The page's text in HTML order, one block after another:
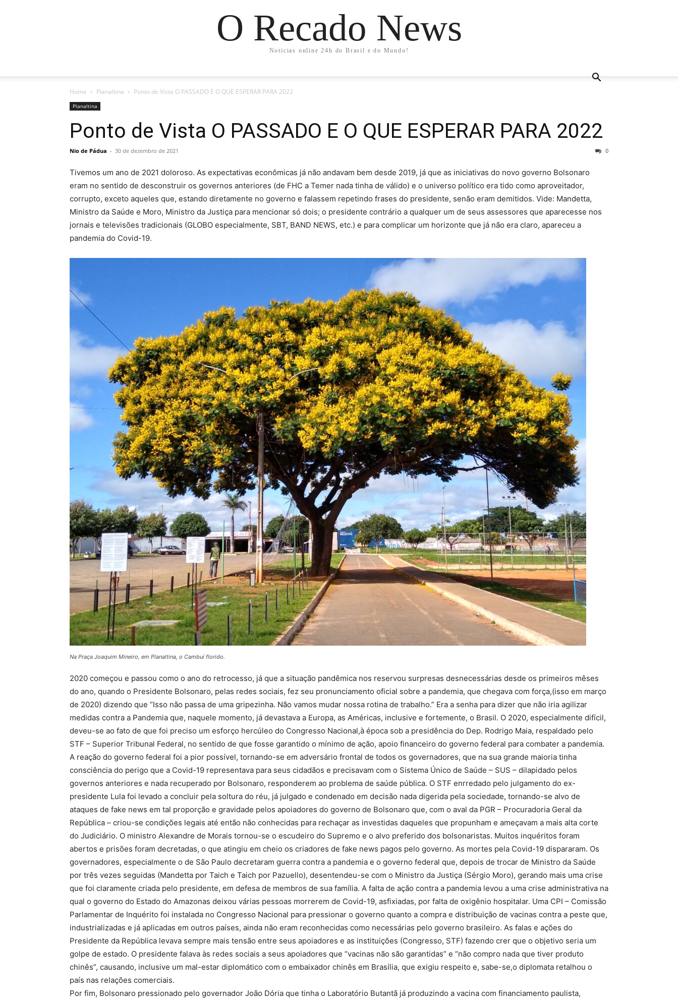
O Recado News
Noticias online 24h do Brasil e do Mundo!
Home Planaltina Ponto de Vista O PASSADO E O QUE ESPERAR PARA 2022
Planaltina
Ponto de Vista O PASSADO E O QUE ESPERAR PARA 2022
Nio de Pádua - 30 de dezembro de 2021 0
Tivemos um ano de 2021 doloroso. As expectativas econômicas já não andavam bem desde 2019, já que as iniciativas do novo governo Bolsonaro
eram no sentido de desconstruir os governos anteriores (de FHC a Temer nada tinha de válido) e o universo político era tido como aproveitador,
corrupto, exceto aqueles que, estando diretamente no governo e falassem repetindo frases do presidente, senão eram demitidos. Vide: Mandetta,
Ministro da Saúde e Moro, Ministro da Justiça para mencionar só dois; o presidente contrário a qualquer um de seus assessores que aparecesse nos
jornais e televisões tradicionais (GLOBO especialmente, SBT, BAND NEWS, etc.) e para complicar um horizonte que já não era claro, apareceu a
pandemia do Covid-19.
Na Praça Joaquim Mineiro, em Planaltina, o Cambuí florido.
2020 começou e passou como o ano do retrocesso, já que a situação pandêmica nos reservou surpresas desnecessárias desde os primeiros mêses
do ano, quando o Presidente Bolsonaro, pelas redes sociais, fez seu pronunciamento oficial sobre a pandemia, que chegava com força,(isso em março
de 2020) dizendo que “Isso não passa de uma gripezinha. Não vamos mudar nossa rotina de trabalho.” Era a senha para dizer que não iria agilizar
medidas contra a Pandemia que, naquele momento, já devastava a Europa, as Américas, inclusive e fortemente, o Brasil. O 2020, especialmente difícil,
deveu-se ao fato de que foi preciso um esforço hercúleo do Congresso Nacional,à época sob a presidência do Dep. Rodrigo Maia, respaldado pelo
STF – Superior Tribunal Federal, no sentido de que fosse garantido o mínimo de ação, apoio financeiro do governo federal para combater a pandemia.
A reação do governo federal foi a pior possível, tornando-se em adversário frontal de todos os governadores, que na sua grande maioria tinha
consciência do perigo que a Covid-19 representava para seus cidadãos e precisavam com o Sistema Único de Saúde – SUS – dilapidado pelos
governos anteriores e nada recuperado por Bolsonaro, responderem ao problema de saúde pública. O STF enrredado pelo julgamento do ex-
presidente Lula foi levado a concluir pela soltura do réu, já julgado e condenado em decisão nada digerida pela sociedade, tornando-se alvo de
ataques de fake news em tal proporção e gravidade pelos apoiadores do governo de Bolsonaro que, com o aval da PGR – Procuradoria Geral da
República – criou-se condições legais até então não conhecidas para rechaçar as investidas daqueles que propunham e ameçavam a mais alta corte
do Judiciário. O ministro Alexandre de Morais tornou-se o escudeiro do Supremo e o alvo preferido dos bolsonaristas. Muitos inquéritos foram
abertos e prisões foram decretadas, o que atingiu em cheio os criadores de fake news pagos pelo governo. As mortes pela Covid-19 dispararam. Os
governadores, especialmente o de São Paulo decretaram guerra contra a pandemia e o governo federal que, depois de trocar de Ministro da Saúde
por três vezes seguidas (Mandetta por Taich e Taich por Pazuello), desentendeu-se com o Ministro da Justiça (Sérgio Moro), gerando mais uma crise
que foi claramente criada pelo presidente, em defesa de membros de sua família. A falta de ação contra a pandemia levou a uma crise administrativa na
qual o governo do Estado do Amazonas deixou várias pessoas morrerem de Covid-19, asfixiadas, por falta de oxigênio hospitalar. Uma CPI – Comissão
Parlamentar de Inquérito foi instalada no Congresso Nacional para pressionar o governo quanto a compra e distribuição de vacinas contra a peste que,
industrializadas e já aplicadas em outros países, ainda não eram reconhecidas como necessárias pelo governo brasileiro. As falas e ações do
Presidente da República levava sempre mais tensão entre seus apoiadores e as instituições (Congresso, STF) fazendo crer que o objetivo seria um
golpe de estado. O presidente falava às redes sociais a seus apoiadores que “vacinas não são garantidas” e “não compro nada que tiver produto
chinês”, causando, inclusive um mal-estar diplomático com o embaixador chinês em Brasília, que exigiu respeito e, sabe-se,o diplomata retalhou o
país nas relações comerciais.
Por fim, Bolsonaro pressionado pelo governador João Dória que tinha o Laboratório Butantã já produzindo a vacina com financiamento paulista,